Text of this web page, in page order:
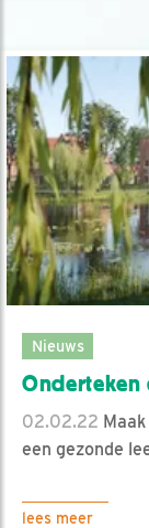
Nieuws
02.02.22
een gezonde
lees meer